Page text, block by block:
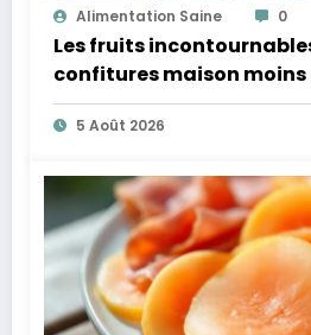
Alimentation Saine 0
Les fruits
confitures maison moins
plus légères
5 Août 2026